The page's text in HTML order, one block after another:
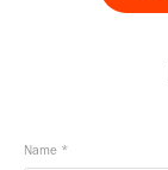
Name *